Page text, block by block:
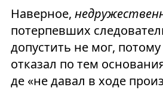
Наверное,
потерпевших
допустить не мог,
отказал по тем
де «не давал в ходе